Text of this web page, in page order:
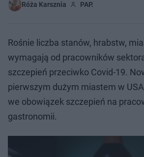
Róża Karsznia PAP.
Rośnie liczba stanów, hrabstw,
wymagają od pracowników
szczepień przeciwko Covid-19.
pierwszym dużym miastem w
we obowiązek szczepień na
gastronomii.